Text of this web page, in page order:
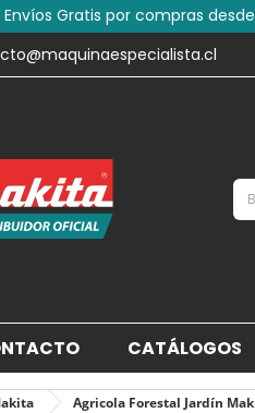
Envíos Gratis por compras
CATÁLOGOS
Agricola Forestal Jardín